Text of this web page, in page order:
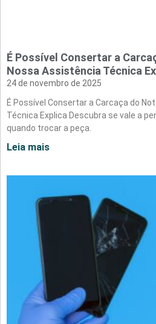
É Possível Consertar a
Nossa Assistência Técnica
24 de novembro de 2025
É Possível Consertar a Carcaça do
Técnica Explica Descubra se vale a
quando trocar a peça.
Leia mais